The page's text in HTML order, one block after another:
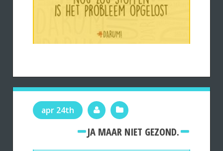
apr 24th
JA MAAR NIET GEZOND.